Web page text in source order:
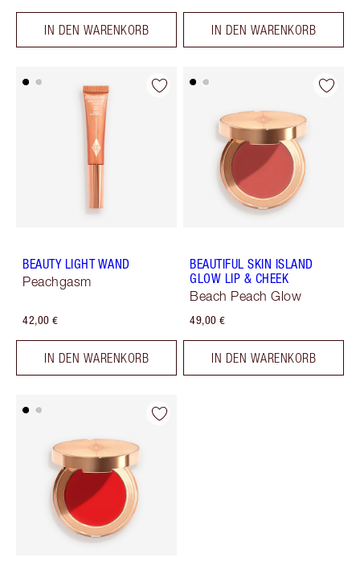
IN DEN WARENKORB IN DEN WARENKORB
BEAUTY LIGHT WAND
Peachgasm
42,00 €
IN DEN WARENKORB
BEAUTIFUL SKIN ISLAND
GLOW LIP & CHEEK
Beach Peach Glow
49,00 €
IN DEN WARENKORB